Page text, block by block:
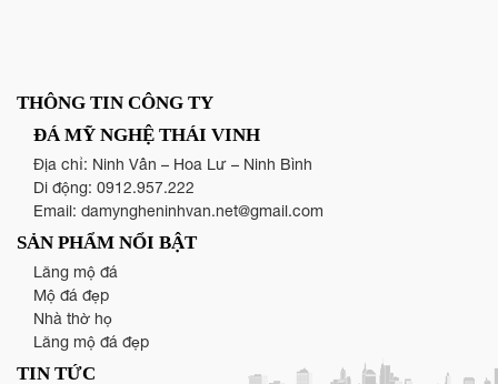
THÔNG TIN CÔNG TY
ĐÁ MỸ NGHỆ THÁI VINH
Địa chỉ: Ninh Vân – Hoa Lư – Ninh Bình
Di động: 0912.957.222
Email: damyngheninhvan.net@gmail.com
SẢN PHẨM NỔI BẬT
Lăng mộ đá
Mộ đá đẹp
Nhà thờ họ
Lăng mộ đá đẹp
TIN TỨC